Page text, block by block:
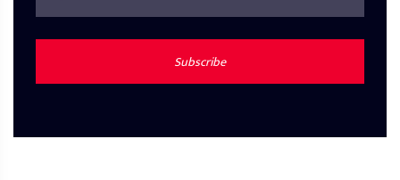
Subscribe